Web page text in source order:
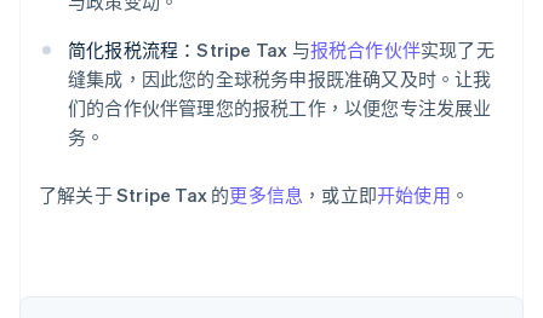
简化报税流程：Stripe Tax 与报税合作伙伴实现了无
缝集成，因此您的全球税务申报既准确又及时。让我
们的合作伙伴管理您的报税工作，以便您专注发展业
务。
了解关于 Stripe Tax 的更多信息 ，或立即开始使用 。
爱沙尼亚
English
奥地利
DeutschEnglish
澳大利亚
巴西
比利时